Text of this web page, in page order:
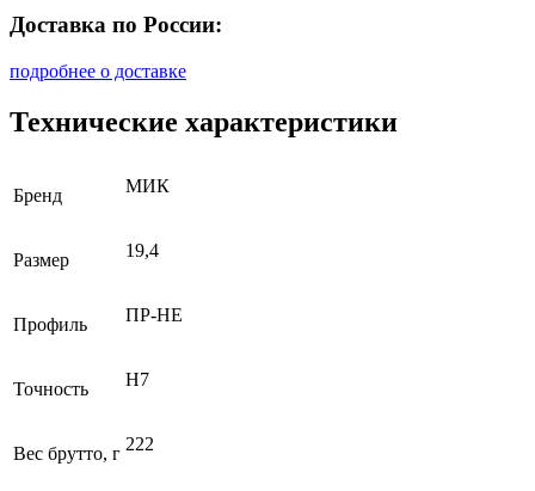
Доставка по России:
подробнее о доставке
Технические характеристики
Бренд МИК
Размер 19,4
Профиль ПР-НЕ
Точность H7
Вес брутто, г 222